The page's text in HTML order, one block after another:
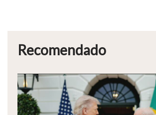
Recomendado